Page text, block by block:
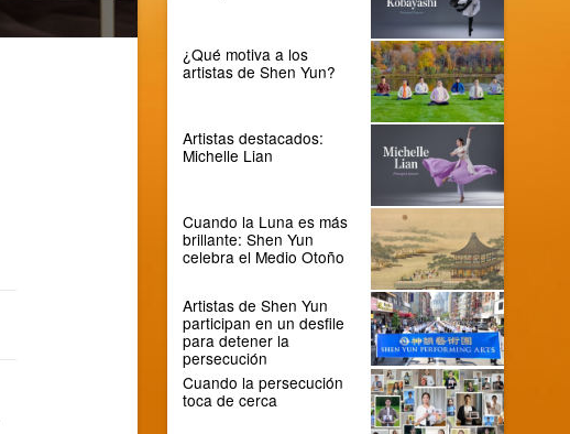
¿Qué motiva a los
artistas de Shen Yun?
Artistas destacados:
Michelle Lian
Cuando la Luna es más
brillante: Shen Yun
celebra el Medio Otoño
Artistas de Shen Yun
participan en un desfile
para detener la
persecución
Cuando la persecución
toca de cerca